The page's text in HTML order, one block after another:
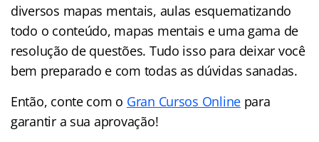
diversos mapas mentais, aulas esquematizando
todo o conteúdo, mapas mentais e uma gama de
resolução de questões. Tudo isso para deixar você
bem preparado e com todas as dúvidas sanadas.
Então, conte com o Gran Cursos Online para
garantir a sua aprovação!